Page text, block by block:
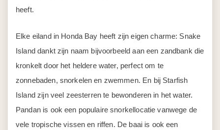
heeft.
Elke eiland in Honda Bay heeft zijn eigen charme: Snake
Island dankt zijn naam bijvoorbeeld aan een zandbank die
kronkelt door het heldere water, perfect om te
zonnebaden, snorkelen en zwemmen. En bij Starfish
Island zijn veel zeesterren te bewonderen in het water.
Pandan is ook een populaire snorkellocatie vanwege de
vele tropische vissen en riffen. De baai is ook een